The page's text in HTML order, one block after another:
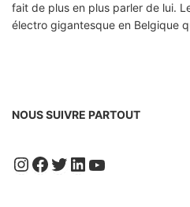
fait de plus en plus parler de lui.
électro gigantesque en Belgique
NOUS SUIVRE PARTOUT
Instagram
Facebook
Twitter
LinkedIn
YouTube